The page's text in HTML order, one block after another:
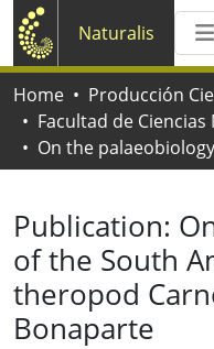
Naturalis
Home
Producción
Publication:
of the South
theropod
Bonaparte